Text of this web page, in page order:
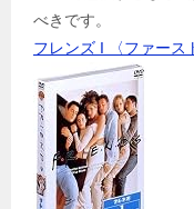
べきです。
フレンズ I 〈ファース